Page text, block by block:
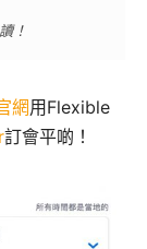
！
網用Flexible
訂會平啲！